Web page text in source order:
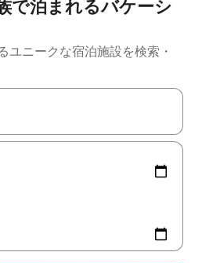
で泊まれるバケーシ
ニークな宿泊施設を検索・
上下の矢印キーを使って移動するか